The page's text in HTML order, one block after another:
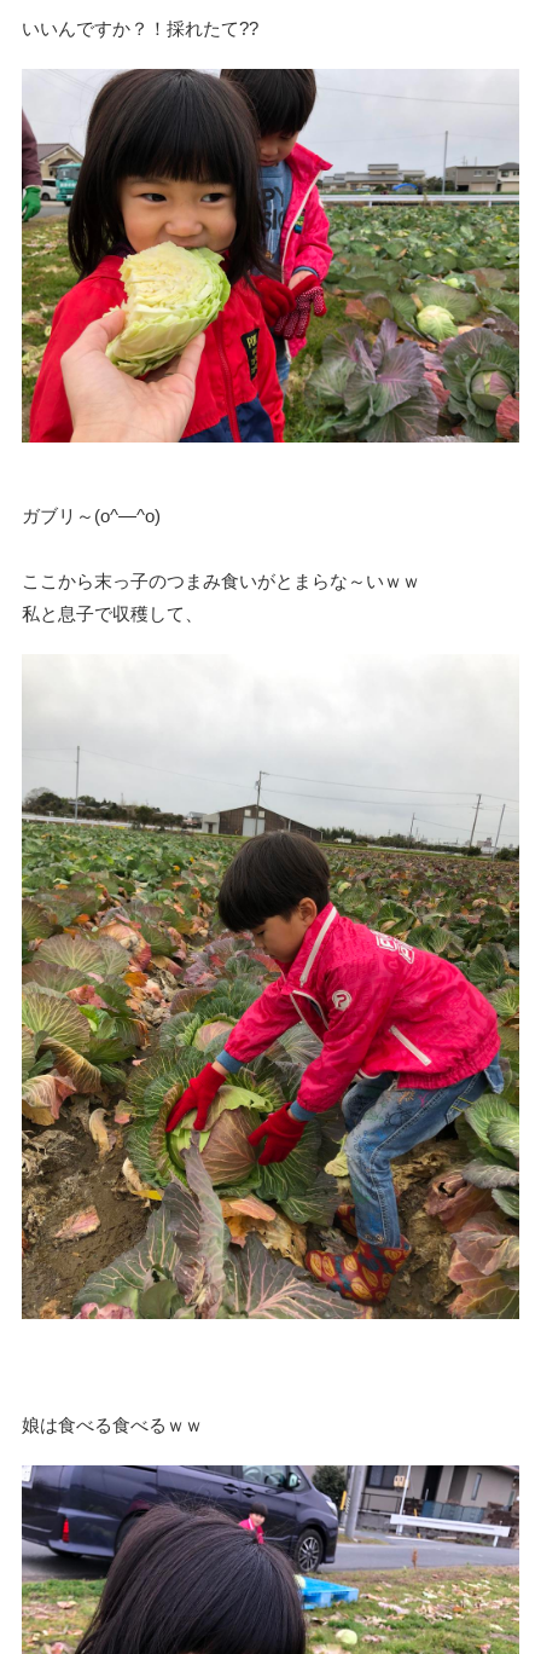
いいんですか？！採れたて??
ガブリ～(o^―^o)
ここから末っ子のつまみ食いがとまらな～いｗｗ
私と息子で収穫して、
娘は食べる食べるｗｗ